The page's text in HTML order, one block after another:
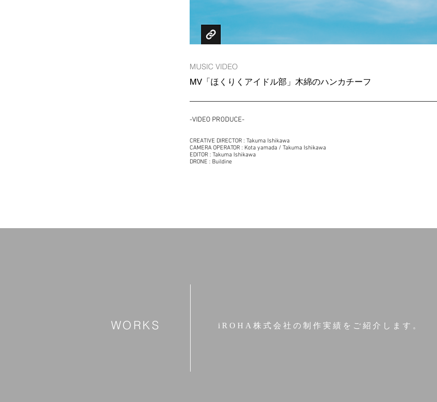
MUSIC VIDEO
MV「ほくりくアイドル部」木綿のハンカチーフ
-VIDEO PRODUCE-
CREATIVE DIRECTOR : Takuma Ishikawa
CAMERA OPERATOR : Kota yamada / Takuma Ishikawa
EDITOR : Takuma Ishikawa
DRONE : Buildine
WORKS iROHA株式会社の制作実績をご紹介します。